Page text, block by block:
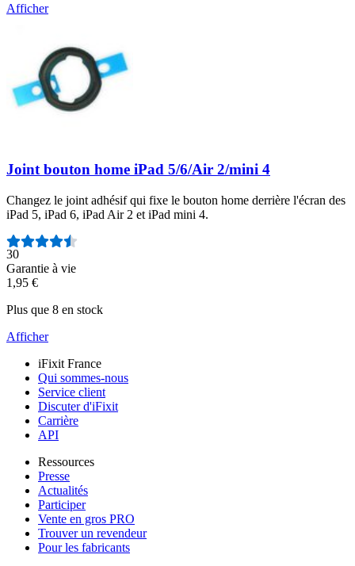
Afficher
Joint bouton home iPad 5/6/Air 2/mini 4
Changez le joint adhésif qui fixe le bouton home derrière l'écran des
iPad 5, iPad 6, iPad Air 2 et iPad mini 4.
Nombre d'avis :
30
Garantie à vie
1,95 €
Plus que 8 en stock
Afficher
iFixit France
Qui sommes-nous
Service client
Discuter d'iFixit
Carrière
API
Ressources
Presse
Actualités
Participer
Vente en gros PRO
Trouver un revendeur
Pour les fabricants